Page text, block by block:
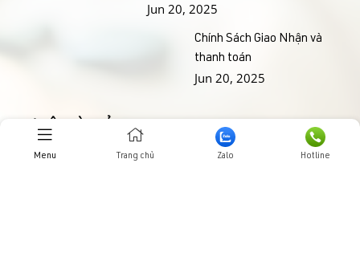
Jun 20, 2025
Chính Sách Giao Nhận và
thanh toán
Jun 20, 2025
THƯ VIỆN HÌNH ẢNHH
Menu Trang chủ Zalo Hotline